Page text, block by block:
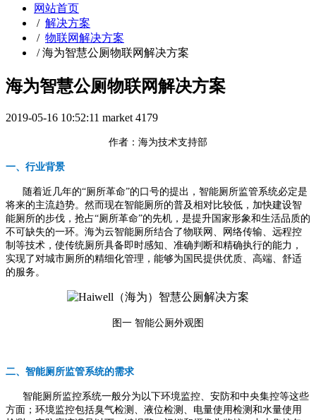
网站首页
/ 解决方案
/ 物联网解决方案
/海为智慧公厕物联网解决方案
海为智慧公厕物联网解决方案
2019-05-16 10:52:11 market 4179
作者：海为技术支持部
一、行业背景
随着近几年的“厕所革命”的口号的提出，智能厕所监管系统必定是
将来的主流趋势。然而现在智能厕所的普及相对比较低，加快建设智
能厕所的步伐，抢占“厕所革命”的先机，是提升国家形象和生活品质的
不可缺失的一环。海为云智能厕所结合了物联网、网络传输、远程控
制等技术，使传统厕所具备即时感知、准确判断和精确执行的能力，
实现了对城市厕所的精细化管理，能够为国民提供优质、高端、舒适
的服务。
图一 智能公厕外观图
二、智能厕所监管系统的需求
智能厕所监控系统一般分为以下环境监控、安防和中央集控等这些
方面；环境监控包括臭气检测、液位检测、电量使用检测和水量使用